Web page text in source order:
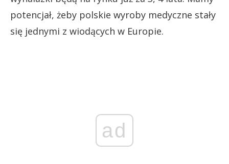
potencjał, żeby polskie wyroby medyczne stały
się jednymi z wiodących w Europie.
ad